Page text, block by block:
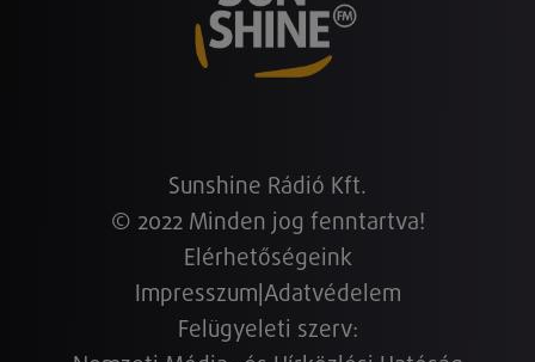
Sunshine Rádió Kft.
© 2022 Minden jog fenntartva!
Elérhetőségeink
Impresszum Adatvédelem
Felügyeleti szerv: